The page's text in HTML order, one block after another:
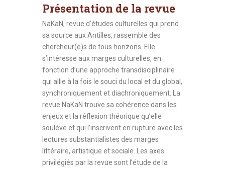
Présentation de la revue
NaKaN, revue d’études culturelles qui prend
sa source aux Antilles, rassemble des
chercheur(e)s de tous horizons. Elle
s’intéresse aux marges culturelles, en
fonction d’une approche transdisciplinaire
qui allie à la fois le souci du local et du global,
synchroniquement et diachroniquement. La
revue NaKaN trouve sa cohérence dans les
enjeux et la réflexion théorique qu’elle
soulève et qui l’inscrivent en rupture avec les
lectures substantialistes des marges
littéraire, artistique et sociale. Les axes
privilégiés par la revue sont l’étude de la